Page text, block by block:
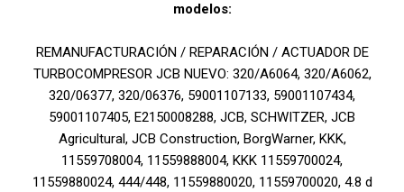
modelos:
REMANUFACTURACIÓN / REPARACIÓN / ACTUADOR DE
TURBOCOMPRESOR JCB NUEVO: 320/A6064, 320/A6062,
320/06377, 320/06376, 59001107133, 59001107434,
59001107405, E2150008288, JCB, SCHWITZER, JCB
Agricultural, JCB Construction, BorgWarner, KKK,
11559708004, 11559888004, KKK 11559700024,
11559880024, 444/448, 11559880020, 11559700020, 4.8 d